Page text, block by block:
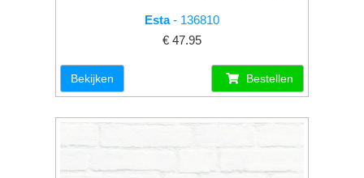
Esta- 136810
€ 47.95
Bekijken Bestellen